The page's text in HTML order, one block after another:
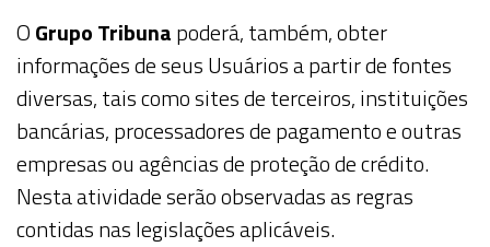
OGrupo Tribunapoderá, também, obter
informações de seusUsuáriosa partir de fontes
diversas, tais como sites de terceiros, instituições
bancárias, processadores de pagamento e outras
empresas ou agências de proteção de crédito.
Nesta atividade serão observadas as regras
contidas nas legislações aplicáveis.